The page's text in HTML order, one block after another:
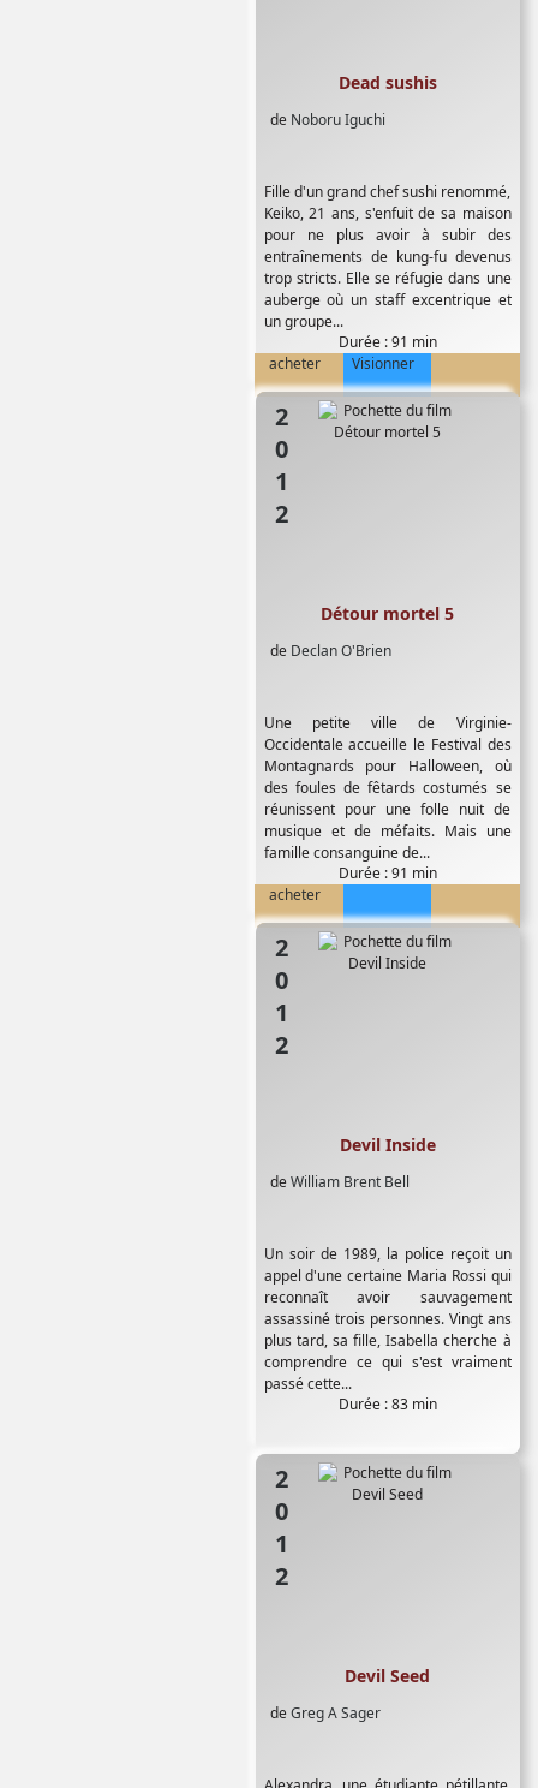
de Noboru Iguchi
Dead sushis
Fille d'un grand chef sushi renommé,
Keiko, 21 ans, s'enfuit de sa maison
pour ne plus avoir à subir des
entraînements de kung-fu devenus
trop stricts. Elle se réfugie dans une
auberge où un staff excentrique et
un groupe...
Durée : 91 min
acheter
Visionner
2012
de Declan O'Brien
Détour mortel 5
Une petite ville de Virginie-
Occidentale accueille le Festival des
Montagnards pour Halloween, où
des foules de fêtards costumés se
réunissent pour une folle nuit de
musique et de méfaits. Mais une
famille consanguine de...
Durée : 91 min
acheter
2012
deWilliam Brent Bell
Devil Inside
Un soir de 1989, la police reçoit un
appel d'une certaine Maria Rossi qui
reconnaît avoir sauvagement
assassiné trois personnes. Vingt ans
plus tard, sa fille, Isabella cherche à
comprendre ce qui s'est vraiment
passé cette...
Durée : 83 min
2012
deGreg A Sager
Devil Seed